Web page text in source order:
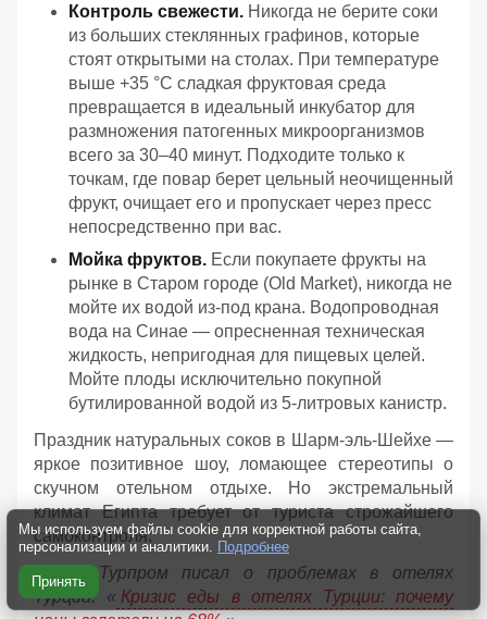
Контроль свежести. Никогда не берите соки
из больших стеклянных графинов, которые
стоят открытыми на столах. При температуре
выше +35 °C сладкая фруктовая среда
превращается в идеальный инкубатор для
размножения патогенных микроорганизмов
всего за 30–40 минут. Подходите только к
точкам, где повар берет цельный неочищенный
фрукт, очищает его и пропускает через пресс
непосредственно при вас.
Мойка фруктов. Если покупаете фрукты на
рынке в Старом городе (Old Market), никогда не
мойте их водой из-под крана. Водопроводная
вода на Синае — опресненная техническая
жидкость, непригодная для пищевых целей.
Мойте плоды исключительно покупной
бутилированной водой из 5-литровых канистр.
Праздник натуральных соков в Шарм-эль-Шейхе —
яркое позитивное шоу, ломающее стереотипы о
скучном отельном отдыхе. Но экстремальный
климат Египта требует от туриста строжайшего
самоконтроля.
Ранее Турпром писал о проблемах в отелях
Турции: « Кризис еды в отелях Турции: почему
Мы используем файлы cookie для корректной работы сайта,
персонализации и аналитики. Подробнее
Принять